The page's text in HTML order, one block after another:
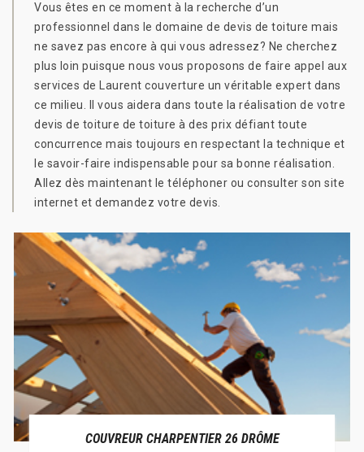
Vous êtes en ce moment à la recherche d’un
professionnel dans le domaine de devis de toiture mais
ne savez pas encore à qui vous adressez? Ne cherchez
plus loin puisque nous vous proposons de faire appel aux
services de Laurent couverture un véritable expert dans
ce milieu. Il vous aidera dans toute la réalisation de votre
devis de toiture de toiture à des prix défiant toute
concurrence mais toujours en respectant la technique et
le savoir-faire indispensable pour sa bonne réalisation.
Allez dès maintenant le téléphoner ou consulter son site
internet et demandez votre devis.
COUVREUR CHARPENTIER 26 DRÔME